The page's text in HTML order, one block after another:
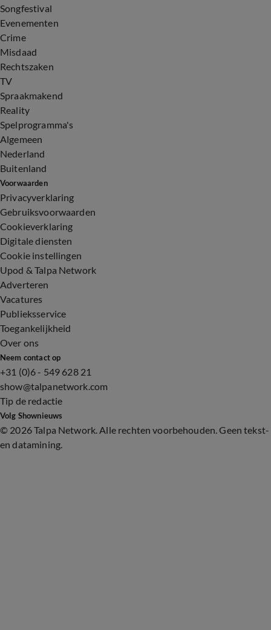
Songfestival
Evenementen
Crime
Misdaad
Rechtszaken
TV
Spraakmakend
Reality
Spelprogramma's
Algemeen
Nederland
Buitenland
Voorwaarden
Privacyverklaring
Gebruiksvoorwaarden
Cookieverklaring
Digitale diensten
Cookie instellingen
Upod & Talpa Network
Adverteren
Vacatures
Publieksservice
Toegankelijkheid
Over ons
Neem contact op
+31 (0)6 - 549 628 21
show@talpanetwork.com
Tip de redactie
Volg Shownieuws
© 2026 Talpa Network. Alle rechten voorbehouden. Geen tekst-
en datamining.